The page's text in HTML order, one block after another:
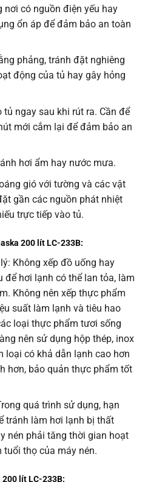
nơi có nguồn điện yếu hay
ổn áp để đảm bảo an toàn
phảng, tránh đặt nghiêng
động của tủ hay gây hỏng
ngay sau khi rút ra. Cần để
mới cắm lại để đảm bảo an
hơi ẩm hay nước mưa.
gió với tường và các vật
gần các nguồn phát nhiệt
trực tiếp vào tủ.
200 lít LC-233B:
Không xếp đồ uống hay
hơi lạnh có thể lan tỏa, làm
Không nên xếp thực phẩm
suất làm lạnh và tiêu hao
loại thực phẩm tươi sống
nên sử dụng hộp thép, inox
loại có khả dẫn lạnh cao hơn
hơn, bảo quản thực phẩm tốt
quá trình sử dụng, hạn
tránh làm hơi lạnh bị thất
nén phải tăng thời gian hoạt
thọ của máy nén.
lít LC-233B: